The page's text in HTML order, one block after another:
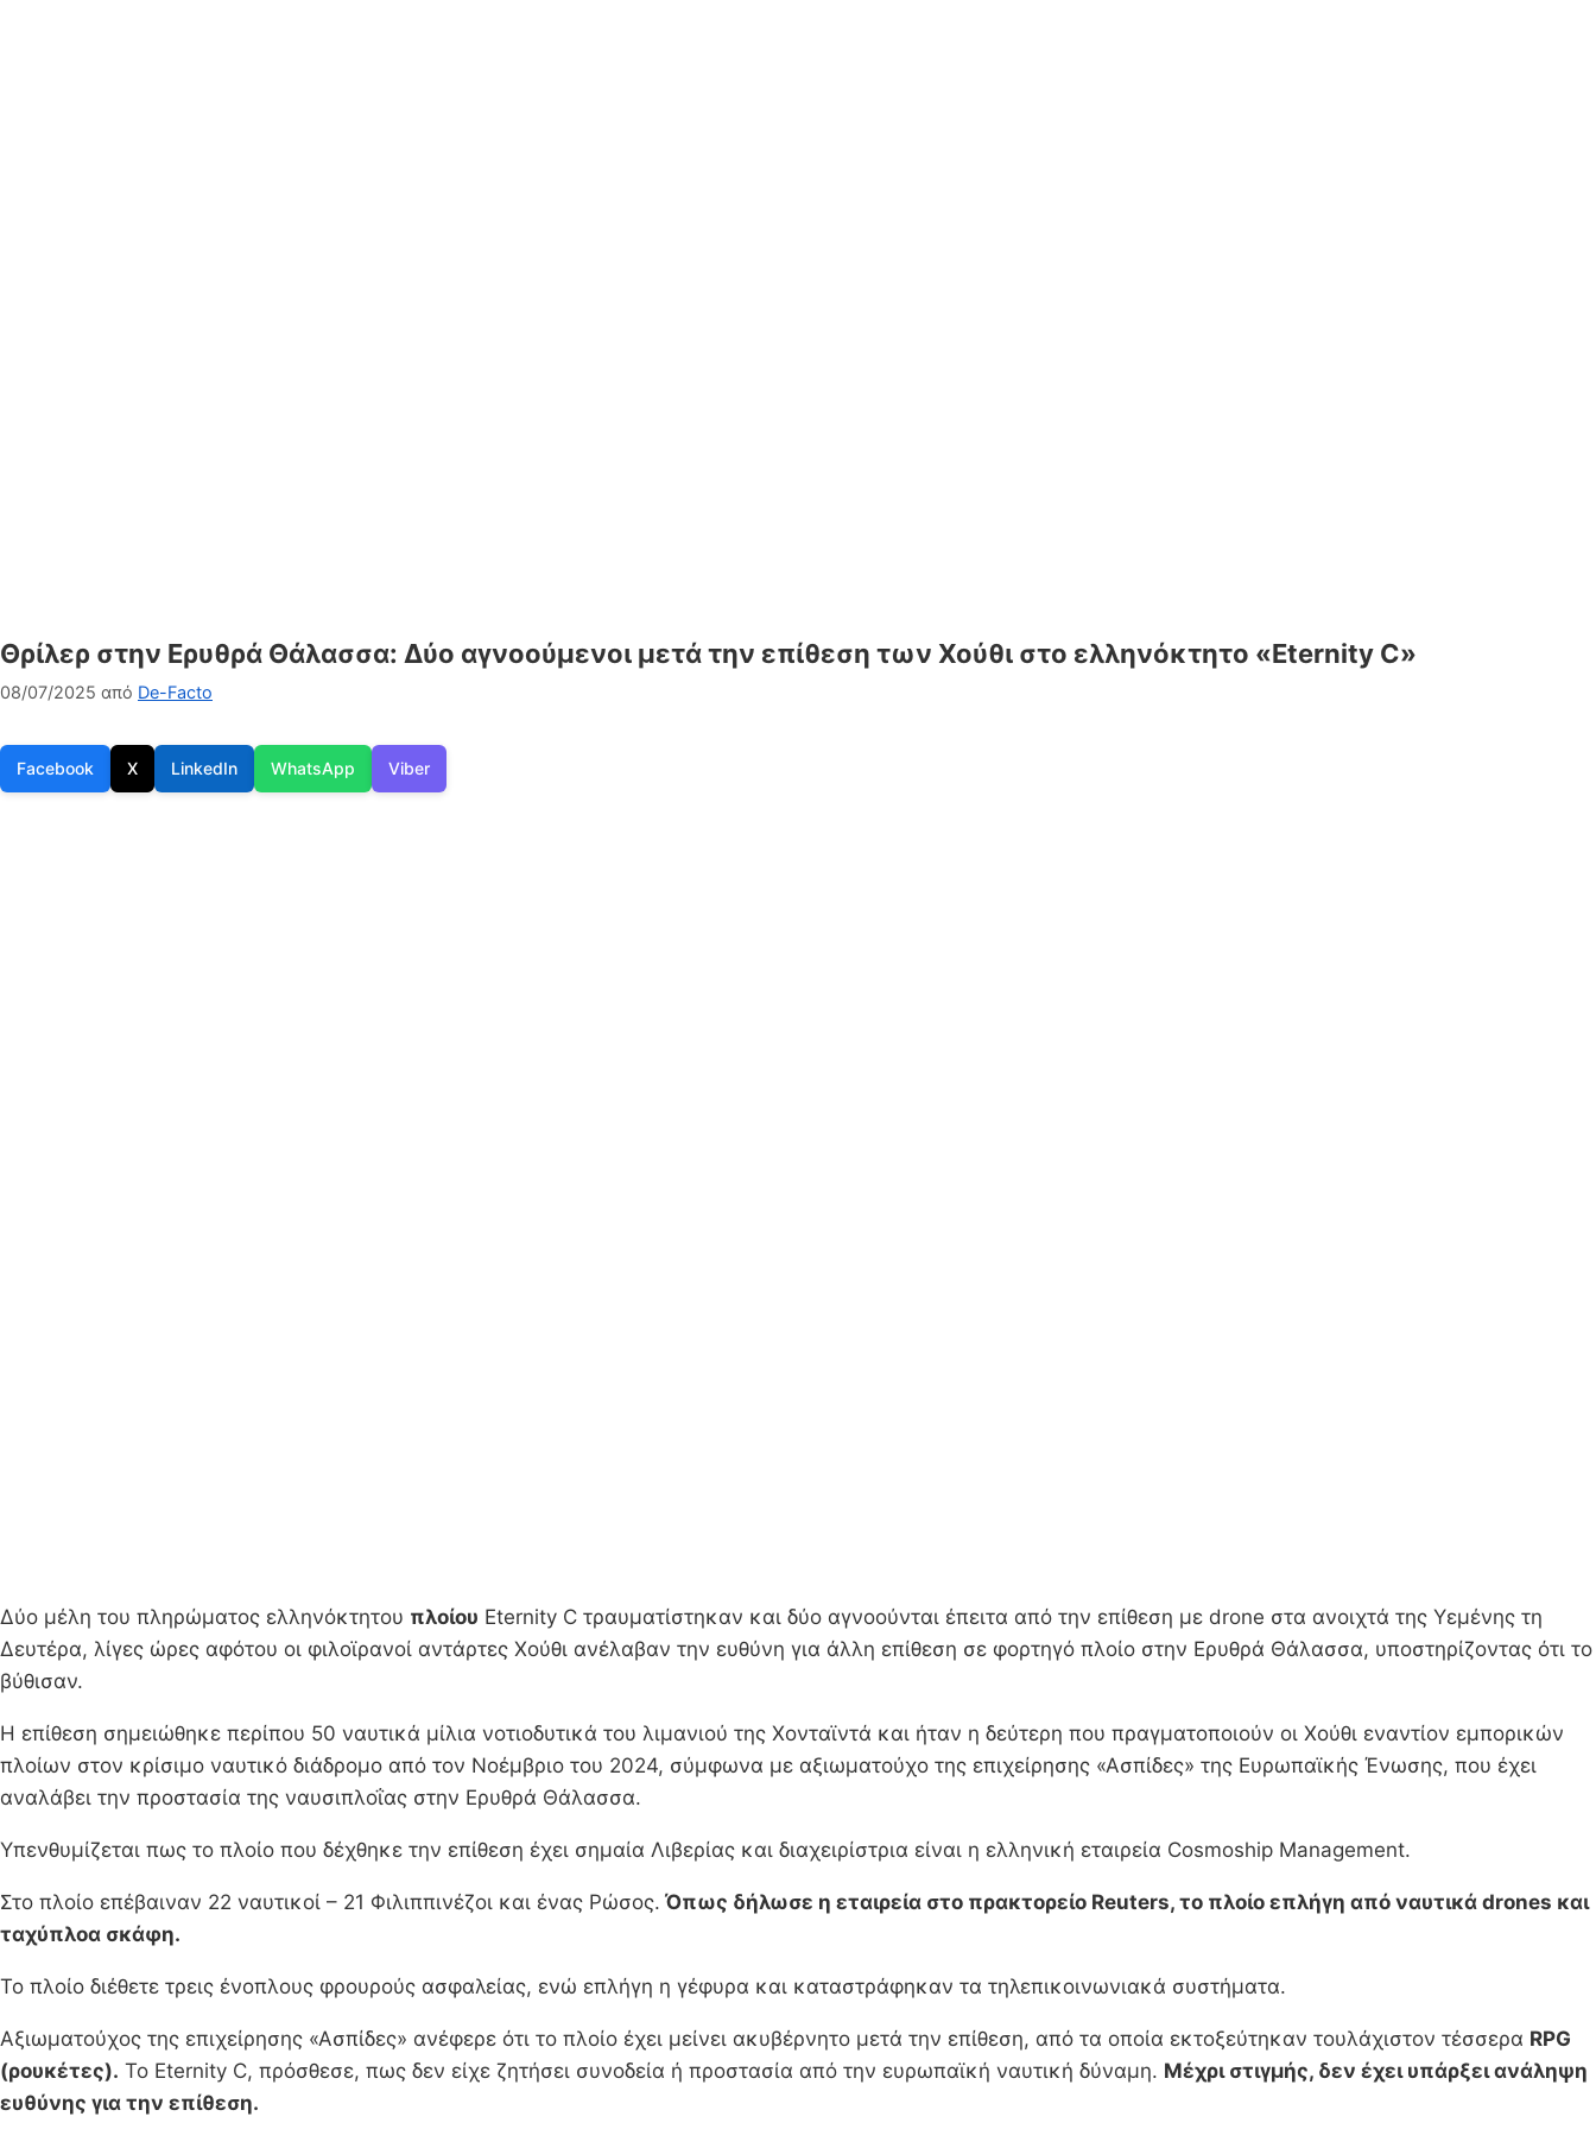
Θρίλερ στην Ερυθρά Θάλασσα: Δύο αγνοούμενοι μετά την επίθεση των Χούθι στο ελληνόκτητο «Eternity C»
08/07/2025 από De-Facto
Facebook X LinkedIn WhatsApp Viber
Δύο μέλη του πληρώματος ελληνόκτητου πλοίου Eternity C τραυματίστηκαν και δύο αγνοούνται έπειτα από την επίθεση με drone στα ανοιχτά της Υεμένης τη
Δευτέρα, λίγες ώρες αφότου οι φιλοϊρανοί αντάρτες Χούθι ανέλαβαν την ευθύνη για άλλη επίθεση σε φορτηγό πλοίο στην Ερυθρά Θάλασσα, υποστηρίζοντας ότι το
βύθισαν.
Η επίθεση σημειώθηκε περίπου 50 ναυτικά μίλια νοτιοδυτικά του λιμανιού της Χονταϊντά και ήταν η δεύτερη που πραγματοποιούν οι Χούθι εναντίον εμπορικών
πλοίων στον κρίσιμο ναυτικό διάδρομο από τον Νοέμβριο του 2024, σύμφωνα με αξιωματούχο της επιχείρησης «Ασπίδες» της Ευρωπαϊκής Ένωσης, που έχει
αναλάβει την προστασία της ναυσιπλοΐας στην Ερυθρά Θάλασσα.
Υπενθυμίζεται πως το πλοίο που δέχθηκε την επίθεση έχει σημαία Λιβερίας και διαχειρίστρια είναι η ελληνική εταιρεία Cosmoship Management.
Στο πλοίο επέβαιναν 22 ναυτικοί – 21 Φιλιππινέζοι και ένας Ρώσος. Όπως δήλωσε η εταιρεία στο πρακτορείο Reuters, το πλοίο επλήγη από ναυτικά drones και
ταχύπλοα σκάφη.
Το πλοίο διέθετε τρεις ένοπλους φρουρούς ασφαλείας, ενώ επλήγη η γέφυρα και καταστράφηκαν τα τηλεπικοινωνιακά συστήματα.
Αξιωματούχος της επιχείρησης «Ασπίδες» ανέφερε ότι το πλοίο έχει μείνει ακυβέρνητο μετά την επίθεση, από τα οποία εκτοξεύτηκαν τουλάχιστον τέσσερα RPG
(ρουκέτες). Το Eternity C, πρόσθεσε, πως δεν είχε ζητήσει συνοδεία ή προστασία από την ευρωπαϊκή ναυτική δύναμη. Μέχρι στιγμής, δεν έχει υπάρξει ανάληψη
ευθύνης για την επίθεση.